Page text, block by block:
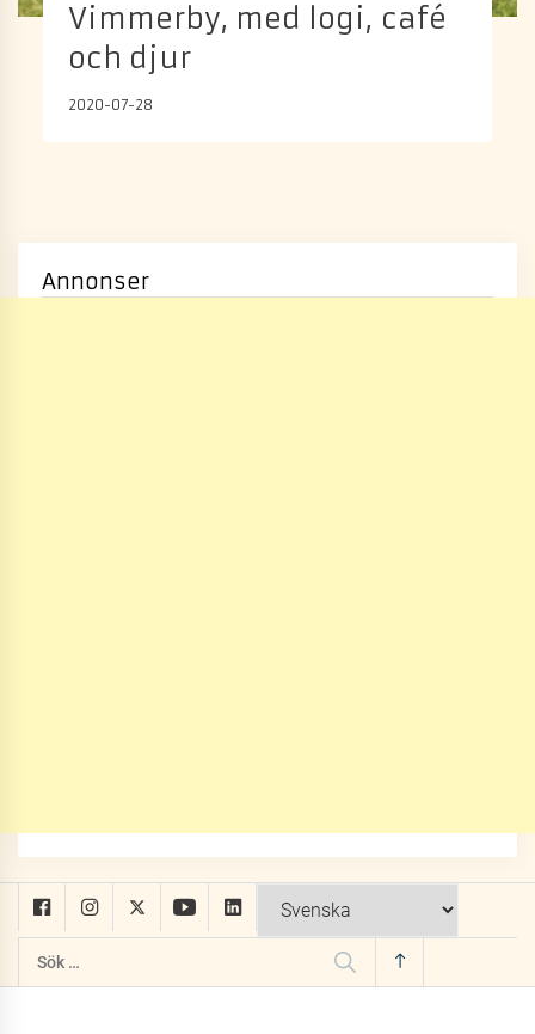
Vimmerby, med logi, café
och djur
2020-07-28
Annonser
Sök
efter: